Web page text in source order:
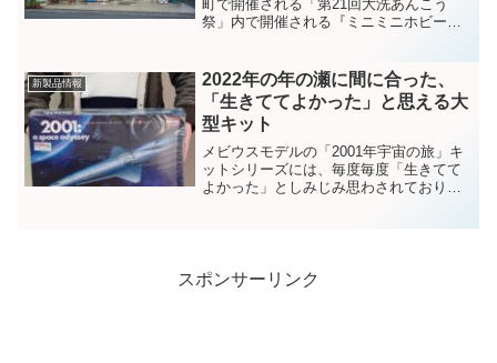
町で開催される「第21回大洗あんこう
祭」内で開催される『ミニミニホビーシ
新製品情報
2022年の年の瀬に間に合った、
「生きててよかった」と思える大
型キット
メビウスモデルの「2001年宇宙の旅」キ
ットシリーズには、毎度毎度「生きてて
よかった」としみじみ思わされておりま
スポンサーリンク